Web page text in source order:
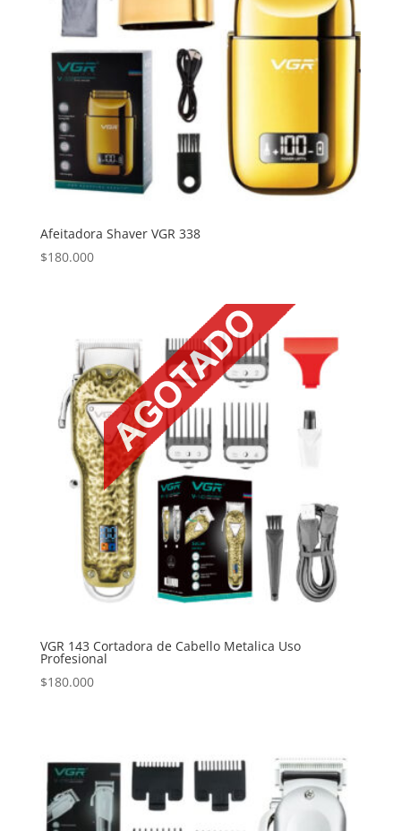
Afeitadora Shaver VGR 338
$180.000
VGR 143 Cortadora de Cabello Metalica Uso
Profesional
$180.000